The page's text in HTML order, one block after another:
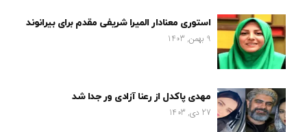
استوری معنادار المیرا شریفی مقدم برای بیرانوند
9 بهمن, 1403
مهدی پاکدل از رعنا آزادی ور جدا شد
27 دی, 1403